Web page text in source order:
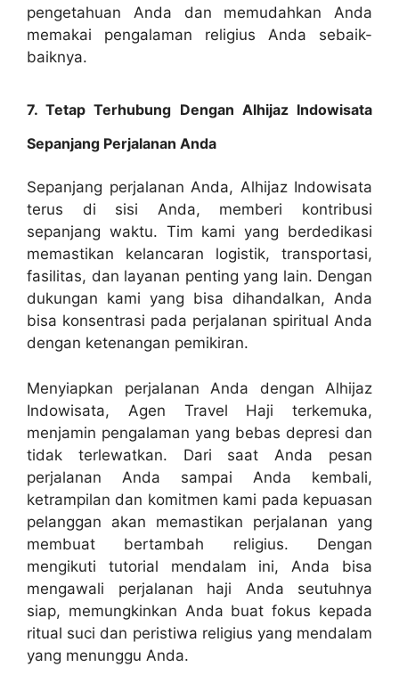
pengetahuan Anda dan memudahkan Anda
memakai pengalaman religius Anda sebaik-
baiknya.
7. Tetap Terhubung Dengan Alhijaz Indowisata
Sepanjang Perjalanan Anda
Sepanjang perjalanan Anda, Alhijaz Indowisata
terus di sisi Anda, memberi kontribusi
sepanjang waktu. Tim kami yang berdedikasi
memastikan kelancaran logistik, transportasi,
fasilitas, dan layanan penting yang lain. Dengan
dukungan kami yang bisa dihandalkan, Anda
bisa konsentrasi pada perjalanan spiritual Anda
dengan ketenangan pemikiran.
Menyiapkan perjalanan Anda dengan Alhijaz
Indowisata, Agen Travel Haji terkemuka,
menjamin pengalaman yang bebas depresi dan
tidak terlewatkan. Dari saat Anda pesan
perjalanan Anda sampai Anda kembali,
ketrampilan dan komitmen kami pada kepuasan
pelanggan akan memastikan perjalanan yang
membuat bertambah religius. Dengan
mengikuti tutorial mendalam ini, Anda bisa
mengawali perjalanan haji Anda seutuhnya
siap, memungkinkan Anda buat fokus kepada
ritual suci dan peristiwa religius yang mendalam
yang menunggu Anda.